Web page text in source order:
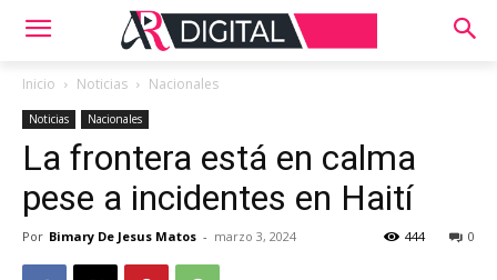
Inicio Noticias Nacionales
Noticias Nacionales
La frontera está en calma
pese a incidentes en Haití
Por Bimary De Jesus Matos - marzo 3, 2024 0
444